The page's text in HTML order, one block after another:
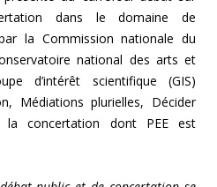
dans le domaine de
la Commission nationale du
national des arts et
d’intérêt scientifique (GIS)
Médiations plurielles, Décider
la concertation dont PEE est